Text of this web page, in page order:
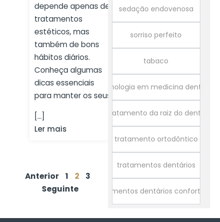
depende apenas de
tratamentos
estéticos, mas
também de bons
hábitos diários.
Conheça algumas
dicas essenciais
para manter os seus
[...]
Ler mais
Anterior 1 2
3
Seguinte
sedação endovenosa
sorriso perfeito
tabaco
tecnologia em medicina dentária
tratamento da raiz do dente
tratamento ortodôntico
tratamentos dentários
tratamentos dentários confortáveis